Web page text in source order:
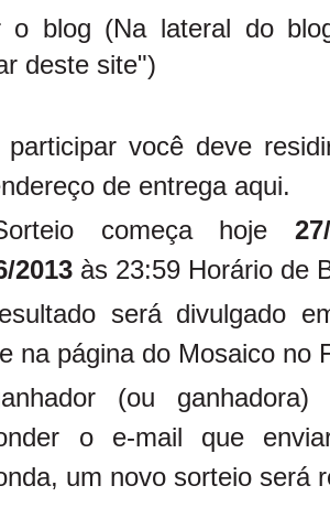
o blog (Na lateral do
deste site")
participar você deve
de entrega aqui.
começa hoje
2013 às 23:59 Horário de
será divulgado
na página do Mosaico no
(ou
o e-mail que
um novo sorteio será